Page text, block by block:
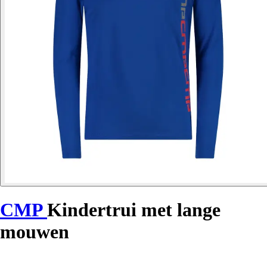
CMPKindertrui met lange
mouwen